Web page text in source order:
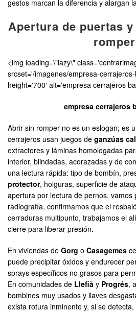
gestos marcan la diferencia y alargan
Apertura de puertas
romper
<img loading=\"lazy\"
srcset='/imagenes/empresa-
height='700' alt='empresa cerrajeros
empresa cerrajeros
Abrir sin romper no es un eslogan; es
cerrajeros usan juegos de ganzúas
extractores y láminas homologadas
interior, blindadas, acorazadas y de
una lectura rápida: tipo de bombín,
protector, holguras, superficie de
apertura por lectura de pernos, vamos
radiografía, confirmamos que el
cerraduras multipunto, trabajamos el
cierre para liberar presión.
En viviendas de Gorg o Casagemes
puede precipitar óxidos y endurecer
sprays específicos no grasos para
En comunidades de Llefià y Progrés,
bombines muy usados y llaves
exista rotura inminente y, si se